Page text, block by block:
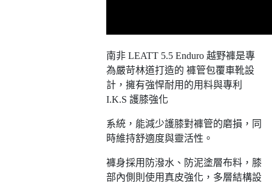
南非 LEATT 5.5 Enduro 越野褲是專
為嚴苛林道打造的 褲管包覆車靴設
計，擁有強悍耐用的用料與專利
I.K.S 護膝強化
系統，能減少護膝對褲管的磨損，同
時維持舒適度與靈活性。
褲身採用防潑水、防泥塗層布料，膝
部內側則使用真皮強化，多層結構設